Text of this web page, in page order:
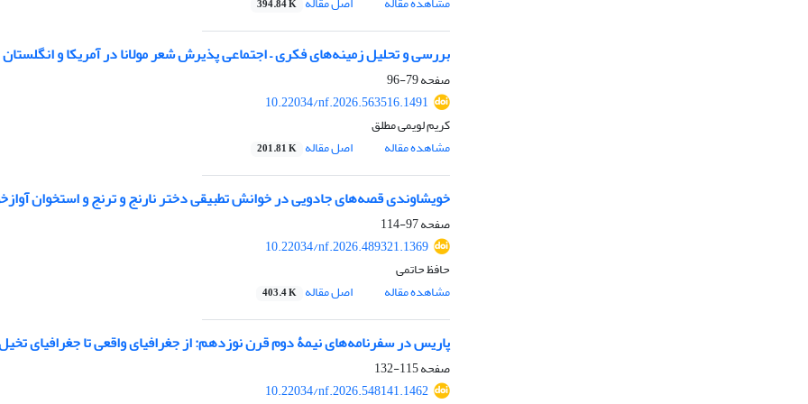
394.84 K
بررسی و تحلیل زمینه‌های فکری – اجتماعی پذیرش شعر مولانا در آمریکا و انگلستان
صفحه79-96
10.22034/nf.2026.563516.1491
کریم لویمی مطلق
مشاهده مقاله
اصل مقاله 201.81 K
خویشاوندی قصه‌های جادویی در خوانش تطبیقی دختر نارنج و ترنج و استخوان
صفحه97-114
10.22034/nf.2026.489321.1369
حافظ حاتمی
مشاهده مقاله
اصل مقاله 403.4 K
پاریس در سفرنامه‌های نیمۀ دوم قرن نوزدهم: از جغرافیای واقعی تا جغرافیای
صفحه115-132
10.22034/nf.2026.548141.1462